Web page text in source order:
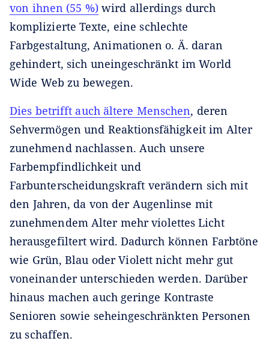
von ihnen (55 %)wird allerdings durch
komplizierte Texte, eine schlechte
Farbgestaltung, Animationen o. Ä. daran
gehindert, sich uneingeschränkt im World
Wide Web zu bewegen.
Dies betrifft auch ältere Menschen, deren
Sehvermögen und Reaktionsfähigkeit im Alter
zunehmend nachlassen. Auch unsere
Farbempfindlichkeit und
Farbunterscheidungskraft verändern sich mit
den Jahren, da von der Augenlinse mit
zunehmendem Alter mehr violettes Licht
herausgefiltert wird. Dadurch können Farbtöne
wie Grün, Blau oder Violett nicht mehr gut
voneinander unterschieden werden. Darüber
hinaus machen auch geringe Kontraste
Senioren sowie seheingeschränkten Personen
zu schaffen.